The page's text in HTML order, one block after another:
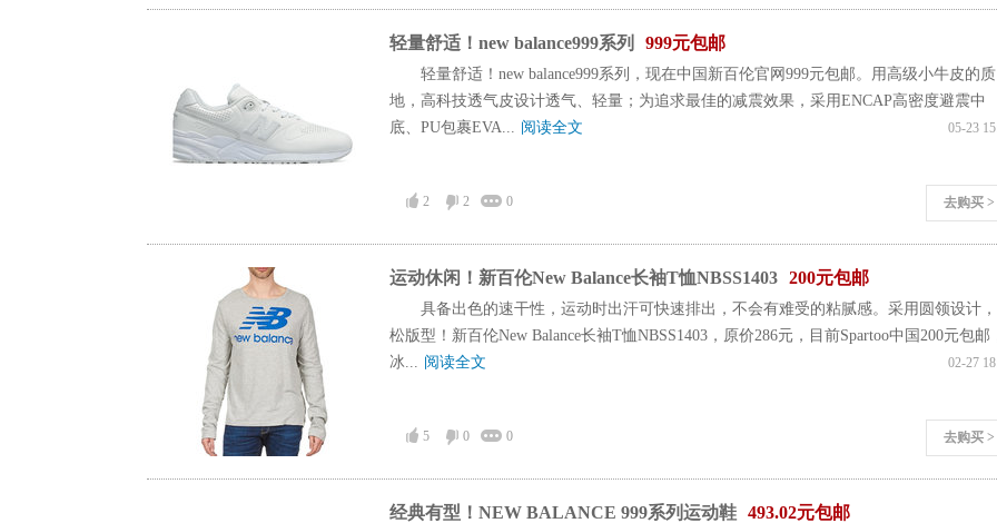
轻量舒适！new balance999系列 999元包邮
轻量舒适！new balance999系列，现在中国新百伦官网999元包邮。用高级小牛皮的质
地，高科技透气皮设计透气、轻量；为追求最佳的减震效果，采用ENCAP高密度避震中
底、PU包裹EVA... 阅读全文 05-23
去购买 >
2 2 0
运动休闲！新百伦New Balance长袖T恤NBSS1403 200元包邮
具备出色的速干性，运动时出汗可快速排出，不会有难受的粘腻感。采用圆领设计
松版型！新百伦New Balance长袖T恤NBSS1403，原价286元，目前Spartoo中国200元包邮
冰... 阅读全文 02-27
去购买 >
5 0 0
经典有型！NEW BALANCE 999系列运动鞋 493.02元包邮